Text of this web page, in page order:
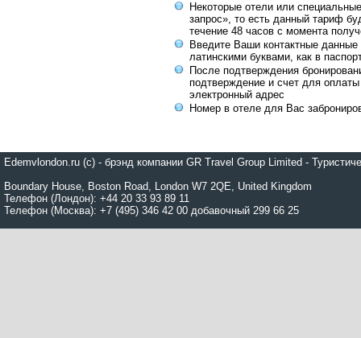
Некоторые отели или
запрос», то есть данный тариф
течение 48 часов с момента
Введите Ваши контактные данные
латинскими буквами, как в
После подтверждения
подтверждение и счет для
электронный адрес
Номер в отеле для Вас
Edemvlondon.ru (c) - брэнд компании GR Travel Group Limited -
Boundary House, Boston Road, London W7 2QE, United Kingdom
Телефон (Лондон): +44 20 33 93 89 11
Телефон (Москва): +7 (495) 346 42 00 добавочный 299 66 25